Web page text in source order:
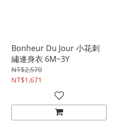
Bonheur Du Jour 小花刺
繡連身衣 6M~3Y
NT$2,570
NT$1,671